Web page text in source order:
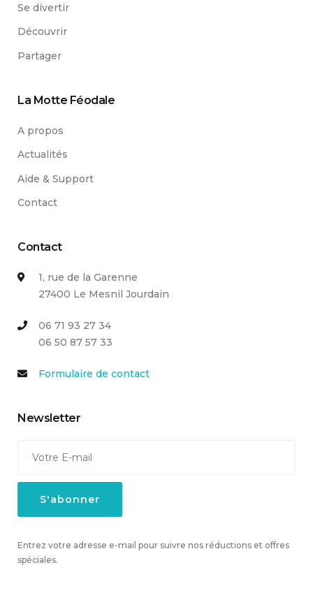
Se divertir
Découvrir
Partager
La Motte Féodale
A propos
Actualités
Aide & Support
Contact
Contact
1, rue de la Garenne
27400 Le Mesnil Jourdain
06 71 93 27 34
06 50 87 57 33
Formulaire de contact
Newsletter
Entrez votre adresse e-mail pour suivre nos réductions et offres
spéciales.